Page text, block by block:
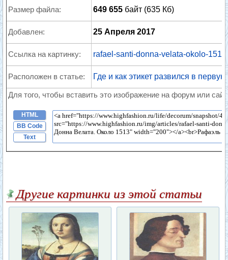
Размер файла: 649 655 байт (635 Кб)
Добавлен: 25 Апреля 2017
Ссылка на картинку: rafael-santi-donna-velata-okolo-
Расположен в статье: Где и как этикет развился в
Для того, чтобы вставить это изображение на форум или
HTML
BB Code
Text
Другие картинки из этой статьи